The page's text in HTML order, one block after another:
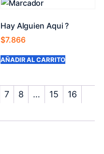
Hay Alguien Aqui ?
$7.866
AÑADIR AL CARRITO
7 8 … 15
16